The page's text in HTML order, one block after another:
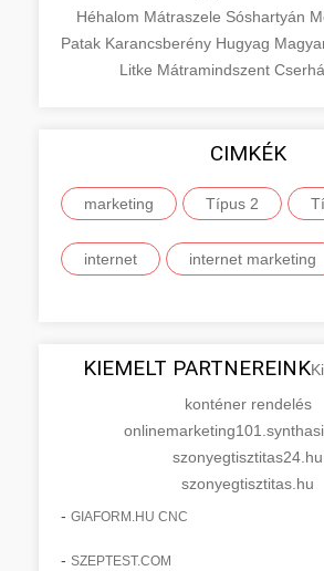
Héhalom Mátraszele Sóshartyán
Patak Karancsberény Hugyag
Litke Mátramindszent
CIMKÉK
marketing Típus 2
internet internet marketing
KIEMELT PARTNEREINK
konténer rendelés
szonyegtisztitas24.hu
szonyegtisztitas.hu
- GIAFORM.HU CNC
- SZEPTEST.COM